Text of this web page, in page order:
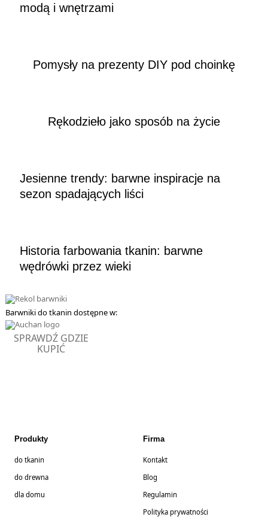
modą i wnętrzami
Pomysły na prezenty DIY pod choinkę
Rękodzieło jako sposób na życie
Jesienne trendy: barwne inspiracje na
sezon spadających liści
Historia farbowania tkanin: barwne
wędrówki przez wieki
Barwniki do tkanin dostępne w:
SPRAWDŹ GDZIE
KUPIĆ
Produkty
do tkanin
do drewna
dla domu
Firma
Kontakt
Blog
Regulamin
Polityka prywatności